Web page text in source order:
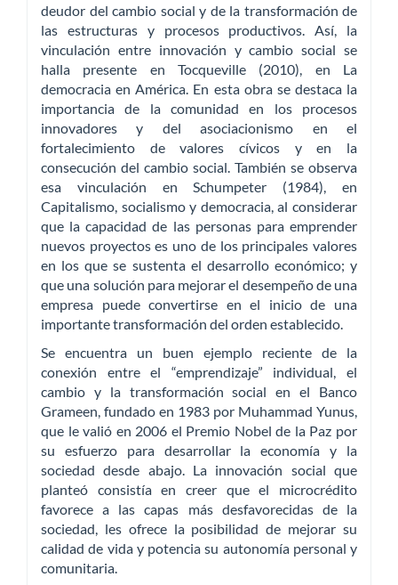
deudor del cambio social y de la transformación de
las estructuras y procesos productivos. Así, la
vinculación entre innovación y cambio social se
halla presente en Tocqueville (2010), en La
democracia en América. En esta obra se destaca la
importancia de la comunidad en los procesos
innovadores y del asociacionismo en el
fortalecimiento de valores cívicos y en la
consecución del cambio social. También se observa
esa vinculación en Schumpeter (1984), en
Capitalismo, socialismo y democracia, al considerar
que la capacidad de las personas para emprender
nuevos proyectos es uno de los principales valores
en los que se sustenta el desarrollo económico; y
que una solución para mejorar el desempeño de una
empresa puede convertirse en el inicio de una
importante transformación del orden establecido.
Se encuentra un buen ejemplo reciente de la
conexión entre el “emprendizaje” individual, el
cambio y la transformación social en el Banco
Grameen, fundado en 1983 por Muhammad Yunus,
que le valió en 2006 el Premio Nobel de la Paz por
su esfuerzo para desarrollar la economía y la
sociedad desde abajo. La innovación social que
planteó consistía en creer que el microcrédito
favorece a las capas más desfavorecidas de la
sociedad, les ofrece la posibilidad de mejorar su
calidad de vida y potencia su autonomía personal y
comunitaria.